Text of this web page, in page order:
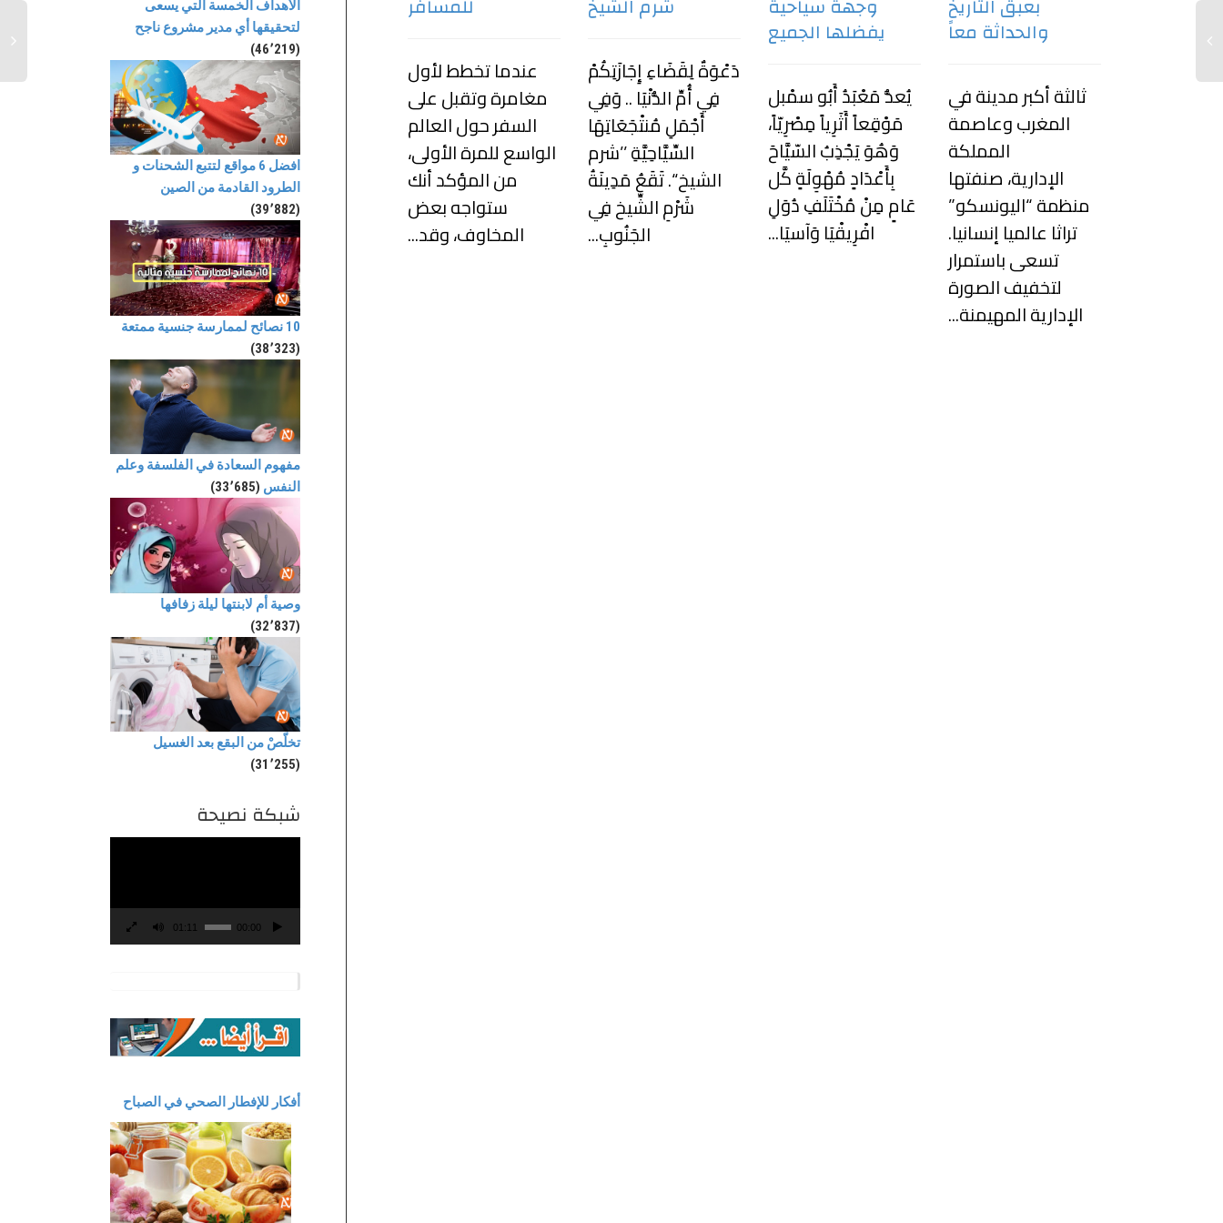
للمسافر
عندما تخطط لأول
مغامرة وتقبل على
السفر حول العالم
الواسع للمرة الأولى،
من المؤكد أنك
ستواجه بعض
المخاوف، وقد...
شرم الشيخ
دَعْوَةٌ لِقَضَاءِ إِجَازَتِكُمْ
فِي أُمِّ الدُّنْيَا .. وَفِي
أَجْمَلِ مُنتْجَعَاتِهَا
السِّيَّاحِيَّةِ ’’شرم
الشيخ‘‘. تَقَعُ مَدِينَةُ
شَرْمِ الشِّيخ فِي
الجَنُوبِ...
وجهة سياحية
يفضلها الجميع
يُعدُّ مَعْبَدُ أَبُو سمْبل
مَوْقِعاً أَثَرِياً مِصْرِيّاً،
وَهُوَ يَجْذِبُ السّيَّاحَ
بِأَعْدَادٍ مُهْوِلَةٍ كَّل
عَامٍ مِنْ مُخْتَلَفِ دُوَلِ
افْرِيقْيَا وَآسيَا...
بعبق التاريخ
والحداثة معاً
ثالثة أكبر مدينة في
المغرب وعاصمة
المملكة
الإدارية، صنفتها
منظمة “اليونسكو”
تراثا عالميا إنسانيا.
تسعى باستمرار
لتخفيف الصورة
الإدارية المهيمنة...
المصايف
الأهداف الخمسة التي يسعى
لتحقيقها أي مدير مشروع ناجح
(46٬219)
افضل 6 مواقع لتتبع الشحنات و
الطرود القادمة من الصين
(39٬882)
10 نصائح لممارسة جنسية ممتعة
(38٬323)
مفهوم السعادة في الفلسفة وعلم
النفس (33٬685)
وصية أم لابنتها ليلة زفافها
(32٬837)
تخلّصْ من البقع بعد الغسيل
(31٬255)
شبكة نصيحة
00:00
01:11
أفكار للإفطار الصحي في الصباح